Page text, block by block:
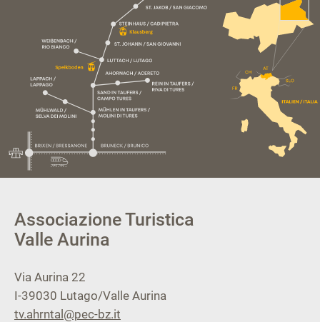
Associazione Turistica
Valle Aurina
Via Aurina 22
I-39030 Lutago/Valle Aurina
tv.ahrntal@pec-bz.it